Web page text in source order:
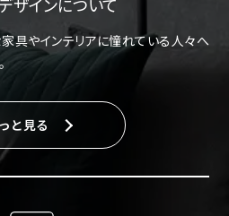
ザインについて
具やインテリアに憧れている人々へ
と見る